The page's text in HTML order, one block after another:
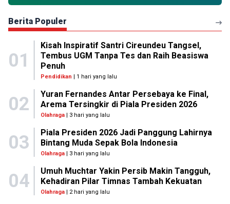
Berita Populer
01
Kisah Inspiratif Santri Cireundeu Tangsel,
Tembus UGM Tanpa Tes dan Raih Beasiswa
Penuh
Pendidikan | 1 hari yang lalu
02
Yuran Fernandes Antar Persebaya ke Final,
Arema Tersingkir di Piala Presiden 2026
Olahraga| 3 hari yang lalu
03
Piala Presiden 2026 Jadi Panggung Lahirnya
Bintang Muda Sepak Bola Indonesia
Olahraga| 3 hari yang lalu
04
Umuh Muchtar Yakin Persib Makin Tangguh,
Kehadiran Pilar Timnas Tambah Kekuatan
Olahraga| 2 hari yang lalu